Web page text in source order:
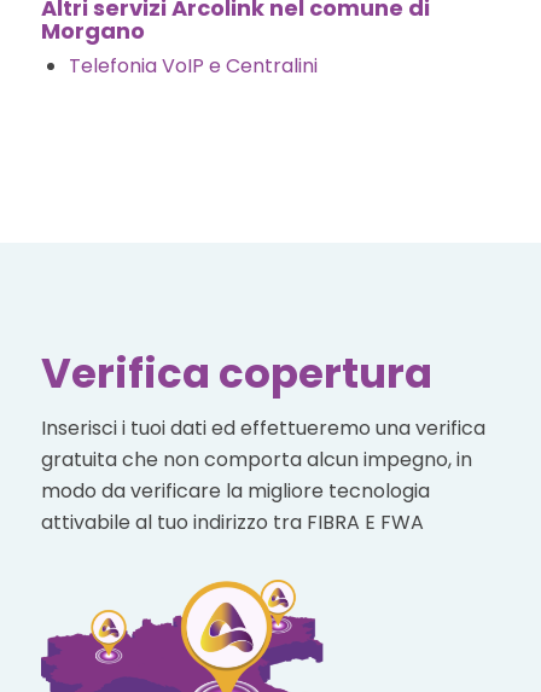
Altri servizi Arcolink nel comune di
Morgano
Telefonia VoIP e Centralini
Verifica copertura
Inserisci i tuoi dati ed effettueremo una verifica
gratuita che non comporta alcun impegno, in
modo da verificare la migliore tecnologia
attivabile al tuo indirizzo tra FIBRA E FWA